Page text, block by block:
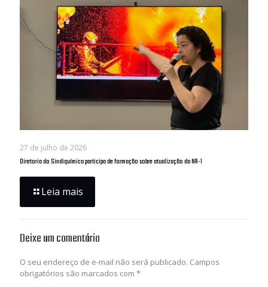
27 de julho de 2026
Diretoria do Sindiquímica participa de formação sobre atualização da NR-1
Leia mais
Deixe um comentário
O seu endereço de e-mail não será publicado. Campos
obrigatórios são marcados com *